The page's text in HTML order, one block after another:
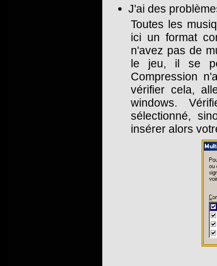
J'ai des
Toutes les
ici un format
n'avez pas de
le jeu, il se
Compression
vérifier cela,
windows.
sélectionné,
insérer alors